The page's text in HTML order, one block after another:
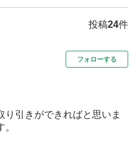
投稿24件
フォローする
り引きができればと思いま